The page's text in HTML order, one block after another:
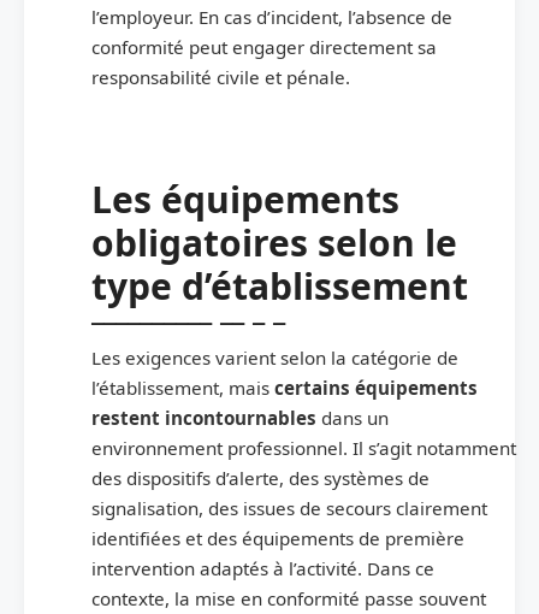
l’employeur. En cas d’incident, l’absence de
conformité peut engager directement sa
responsabilité civile et pénale.
Les équipements
obligatoires selon le
type d’établissement
Les exigences varient selon la catégorie de
l’établissement, mais certains équipements
restent incontournables dans un
environnement professionnel. Il s’agit notamment
des dispositifs d’alerte, des systèmes de
signalisation, des issues de secours clairement
identifiées et des équipements de première
intervention adaptés à l’activité. Dans ce
contexte, la mise en conformité passe souvent